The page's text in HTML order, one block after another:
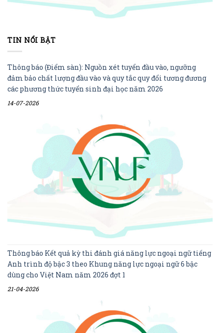
TIN NỔI BẬT
Thông báo (Điểm sàn): Nguồn xét tuyển đầu vào, ngưỡng
đảm bảo chất lượng đầu vào và quy tắc quy đổi tương đương
các phương thức tuyển sinh đại học năm 2026
14-07-2026
Thông báo Kết quả kỳ thi đánh giá năng lực ngoại ngữ tiếng
Anh trình độ bậc 3 theo Khung năng lực ngoại ngữ 6 bậc
dùng cho Việt Nam năm 2026 đợt 1
21-04-2026